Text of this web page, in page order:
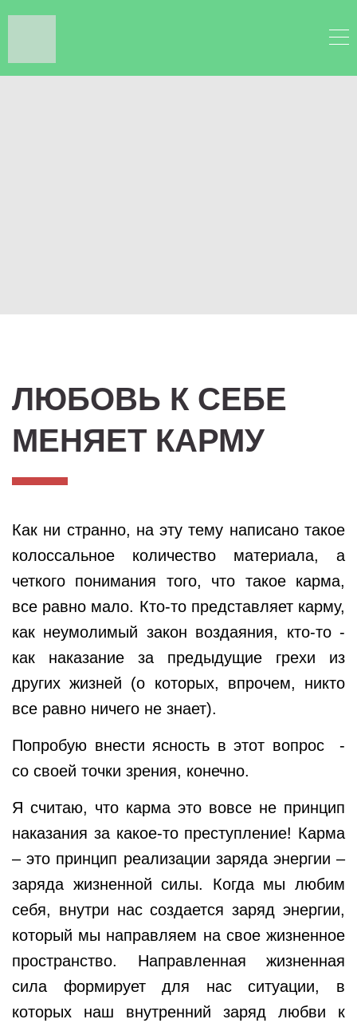
ЛЮБОВЬ К СЕБЕ
МЕНЯЕТ КАРМУ
Как ни странно, на эту тему написано такое
колоссальное количество материала, а
четкого понимания того, что такое карма,
все равно мало. Кто-то представляет карму,
как неумолимый закон воздаяния, кто-то -
как наказание за предыдущие грехи из
других жизней (о которых, впрочем, никто
все равно ничего не знает).
Попробую внести ясность в этот вопрос -
со своей точки зрения, конечно.
Я считаю, что карма это вовсе не принцип
наказания за какое-то преступление! Карма
– это принцип реализации заряда энергии –
заряда жизненной силы. Когда мы любим
себя, внутри нас создается заряд энергии,
который мы направляем на свое жизненное
пространство. Направленная жизненная
сила формирует для нас ситуации, в
которых наш внутренний заряд любви к